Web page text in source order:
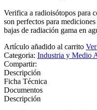
Verifica a radioisótopos para
son perfectos para
bajas de radiación gama en
Artículo añadido al carrito
Categoria: Industria y Medio
Compartir:
Descripción
Ficha Técnica
Documentos
Descripción